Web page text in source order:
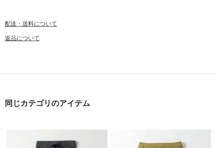
配送・送料について
返品について
同じカテゴリのアイテム